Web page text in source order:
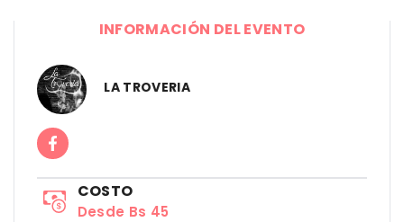
INFORMACIÓN DEL EVENTO
LA TROVERIA
COSTO
Desde Bs 45